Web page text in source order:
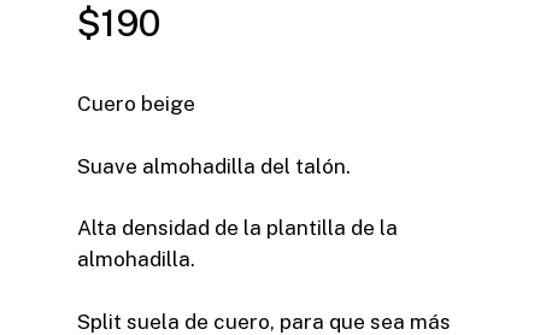
$190
Cuero beige
Suave almohadilla del talón.
Alta densidad de la plantilla de la
almohadilla.
Split suela de cuero, para que sea más